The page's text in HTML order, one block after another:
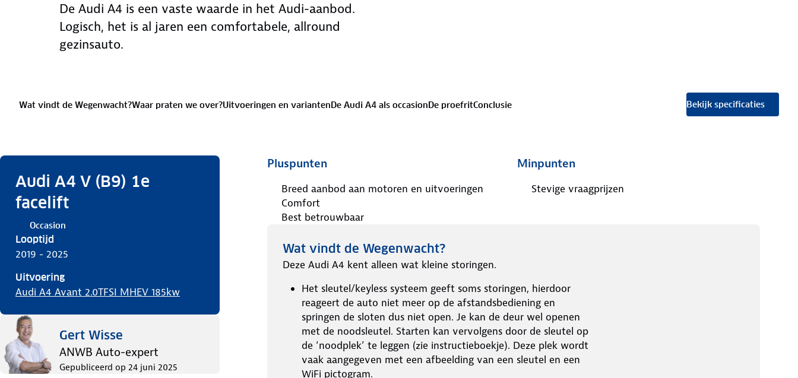
De Audi A4 is een vaste waarde in het Audi-aanbod.
Logisch, het is al jaren een comfortabele, allround
gezinsauto.
Wat vindt de Wegenwacht?Waar praten we over?Uitvoeringen en variantenDe Audi A4 als occasionDe proefritConclusie Bekijk specificaties
Audi A4 V (B9) 1e
facelift
Occasion
Looptijd
2019 - 2025
Uitvoering
Audi A4 Avant 2.0TFSI MHEV 185kw
Gert Wisse
ANWB Auto-expert
Gepubliceerd op 24 juni 2025
Pluspunten
Breed aanbod aan motoren en uitvoeringen
Comfort
Best betrouwbaar
Minpunten
Stevige vraagprijzen
Wat vindt de Wegenwacht?
Deze Audi A4 kent alleen wat kleine storingen.
Het sleutel/keyless systeem geeft soms storingen, hierdoor
reageert de auto niet meer op de afstandsbediening en
springen de sloten dus niet open. Je kan de deur wel openen
met de noodsleutel. Starten kan vervolgens door de sleutel op
de ‘noodplek’ te leggen (zie instructieboekje). Deze plek wordt
vaak aangegeven met een afbeelding van een sleutel en een
WiFi pictogram.